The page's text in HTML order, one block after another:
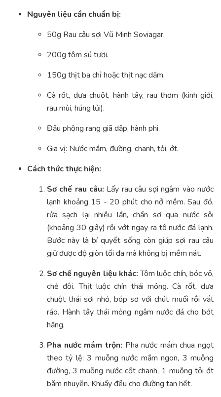
Nguyên liệu cần chuẩn bị:
50g Rau câu sợi Vũ Minh Soviagar.
200g tôm sú tươi.
150g thịt ba chỉ hoặc thịt nạc dăm.
Cà rốt, dưa chuột, hành tây, rau thơm (kinh giới,
rau mùi, húng lủi).
Đậu phộng rang giã dập, hành phi.
Gia vị: Nước mắm, đường, chanh, tỏi, ớt.
Cách thức thực hiện:
Sơ chế rau câu: Lấy rau câu sợi ngâm vào nước
lạnh khoảng 15 - 20 phút cho nở mềm. Sau đó,
rửa sạch lại nhiều lần, chần sơ qua nước sôi
(khoảng 30 giây) rồi vớt ngay ra tô nước đá lạnh.
Bước này là bí quyết sống còn giúp sợi rau câu
giữ được độ giòn tối đa mà không bị mềm nát.
Sơ chế nguyên liệu khác:Tôm luộc chín, bóc vỏ,
chẻ đôi. Thịt luộc chín thái mỏng. Cà rốt, dưa
chuột thái sợi nhỏ, bóp sơ với chút muối rồi vắt
ráo. Hành tây thái mỏng ngâm nước đá cho bớt
hăng.
Pha nước mắm trộn: Pha nước mắm chua ngọt
theo tỷ lệ: 3 muỗng nước mắm ngon, 3 muỗng
đường, 3 muỗng nước cốt chanh, 1 muỗng tỏi ớt
băm nhuyễn. Khuấy đều cho đường tan hết.